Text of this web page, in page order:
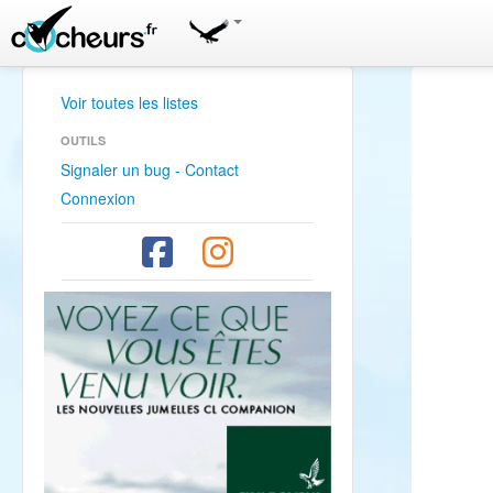
Voir toutes les listes
OUTILS
Signaler un bug - Contact
Connexion